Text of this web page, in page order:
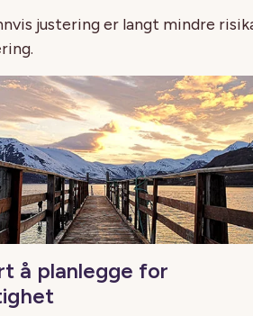
justering er langt mindre
å planlegge for